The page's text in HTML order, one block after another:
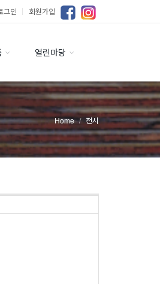
그인 ｜ 회원가입
열린마당
Home 전시